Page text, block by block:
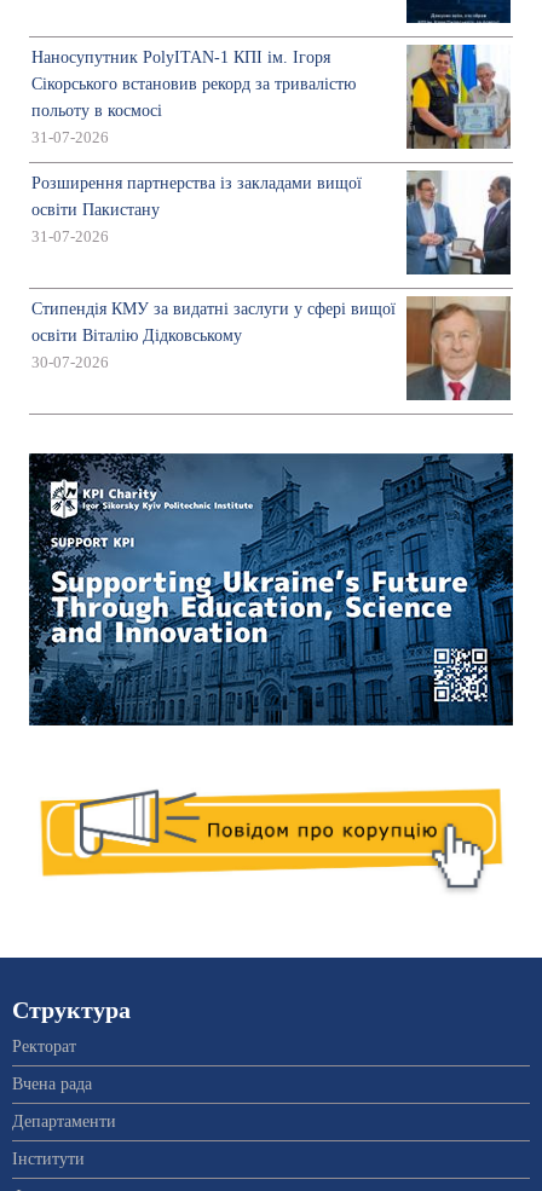
Наносупутник PolyITAN-1 КПІ ім. Ігоря
Сікорського встановив рекорд за тривалістю
польоту в космосі
31-07-2026
Розширення партнерства із закладами вищої
освіти Пакистану
31-07-2026
Стипендія КМУ за видатні заслуги у сфері вищої
освіти Віталію Дідковському
30-07-2026
Структура
Ректорат
Вчена рада
Департаменти
Інститути